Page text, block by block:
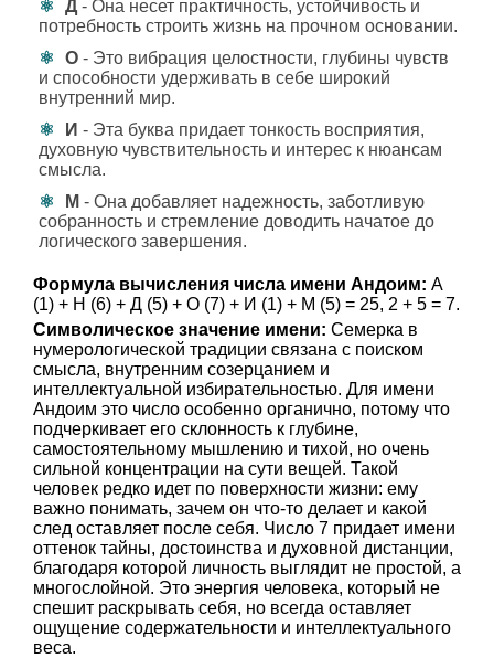
Д - Она несет практичность, устойчивость и
потребность строить жизнь на прочном основании.
О - Это вибрация целостности, глубины чувств
и способности удерживать в себе широкий
внутренний мир.
И - Эта буква придает тонкость восприятия,
духовную чувствительность и интерес к нюансам
смысла.
М - Она добавляет надежность, заботливую
собранность и стремление доводить начатое до
логического завершения.
Формула вычисления числа имени Андоим: А
(1) + Н (6) + Д (5) + О (7) + И (1) + М (5) = 25, 2 + 5 = 7.
Символическое значение имени: Семерка в
нумерологической традиции связана с поиском
смысла, внутренним созерцанием и
интеллектуальной избирательностью. Для имени
Андоим это число особенно органично, потому что
подчеркивает его склонность к глубине,
самостоятельному мышлению и тихой, но очень
сильной концентрации на сути вещей. Такой
человек редко идет по поверхности жизни: ему
важно понимать, зачем он что-то делает и какой
след оставляет после себя. Число 7 придает имени
оттенок тайны, достоинства и духовной дистанции,
благодаря которой личность выглядит не простой, а
многослойной. Это энергия человека, который не
спешит раскрывать себя, но всегда оставляет
ощущение содержательности и интеллектуального
веса.